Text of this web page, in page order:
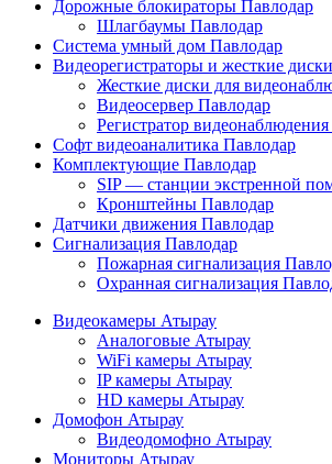
Дорожные блокираторы Павлодар
Шлагбаумы Павлодар
Система умный дом Павлодар
Видеорегистраторы и жесткие
Жесткие диски для
Видеосервер Павлодар
Регистратор
Софт видеоаналитика Павлодар
Комплектующие Павлодар
SIP — станции экстренной
Кронштейны Павлодар
Датчики движения Павлодар
Сигнализация Павлодар
Пожарная сигнализация
Охранная сигнализация
Видеокамеры Атырау
Аналоговые Атырау
WiFi камеры Атырау
IP камеры Атырау
HD камеры Атырау
Домофон Атырау
Видеодомофно Атырау
Мониторы Атырау